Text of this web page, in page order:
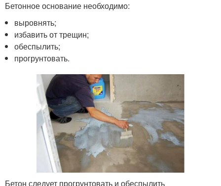
Бетонное основание необходимо:
выровнять;
избавить от трещин;
обеспылить;
прогрунтовать.
Бетон следует прогрунтовать и обеспылить